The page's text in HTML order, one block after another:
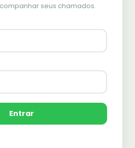
seus chamados.
Entrar